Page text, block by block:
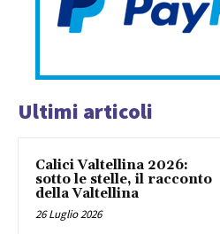
Ultimi articoli
Calici Valtellina 2026:
sotto le stelle, il racconto
della Valtellina
26 Luglio 2026